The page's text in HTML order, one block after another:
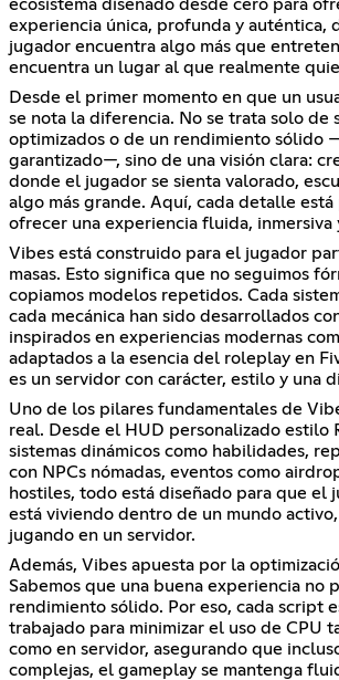
ecosistema diseñado desde cero para
experiencia única, profunda y auténtica,
jugador encuentra algo más que
encuentra un lugar al que realmente
Desde el primer momento en que un
se nota la diferencia. No se trata solo de
optimizados o de un rendimiento sólido
garantizado—, sino de una visión clara:
donde el jugador se sienta valorado,
algo más grande. Aquí, cada detalle está
ofrecer una experiencia fluida, inmersiva
Vibes está construido para el jugador
masas. Esto significa que no seguimos
copiamos modelos repetidos. Cada
cada mecánica han sido desarrollados
inspirados en experiencias modernas
adaptados a la esencia del roleplay en
es un servidor con carácter, estilo y una
Uno de los pilares fundamentales de
real. Desde el HUD personalizado estilo
sistemas dinámicos como habilidades,
con NPCs nómadas, eventos como
hostiles, todo está diseñado para que el
está viviendo dentro de un mundo
jugando en un servidor.
Además, Vibes apuesta por la
Sabemos que una buena experiencia no
rendimiento sólido. Por eso, cada script
trabajado para minimizar el uso de CPU
como en servidor, asegurando que
complejas, el gameplay se mantenga